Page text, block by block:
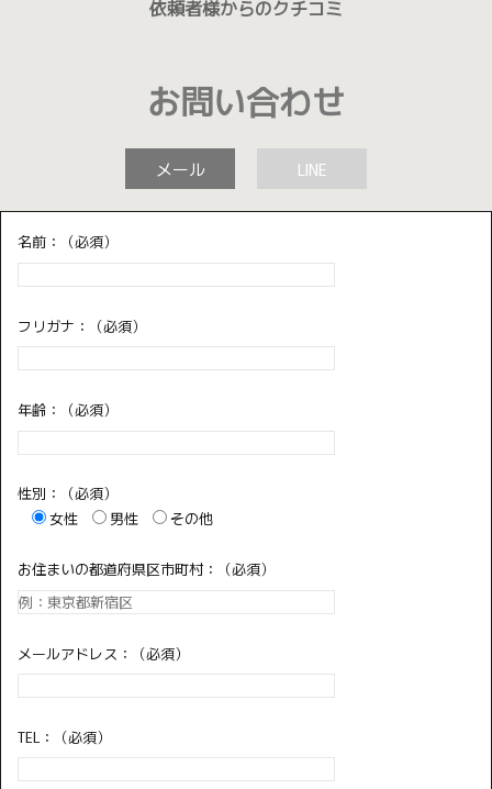
依頼者様からのクチコミ
お問い合わせ
メール
名前：（必須）
フリガナ：（必須）
年齢：（必須）
性別：（必須）
女性
男性 その他
お住まいの都道府県区市町村：（必須）
メールアドレス：（必須）
TEL：（必須）
LINE